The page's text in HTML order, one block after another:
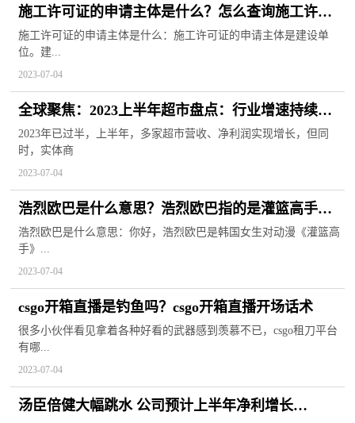
施工许可证的申请主体是什么？怎么查询施工许可
证？
施工许可证的申请主体是什么：施工许可证的申请主体是建设单
位。建...
2023-07-04
全球聚焦：2023上半年超市盘点：行业增速持续放
缓，多企业发力仓店合一
2023年已过半，上半年，多家超市营收、净利润实现增长，但同
时，实体商
2023-07-04
浩烈欧巴是什么意思？浩烈欧巴指的是灌篮高手里
的谁？
浩烈欧巴是什么意思：你好，浩烈欧巴是韩国女生对动漫《灌篮高
手》...
2023-07-04
csgo开箱直播是钓鱼吗？csgo开箱直播开场话术
很多小伙伴看见拿着各种好看的武器感到羡慕不已，csgo租刀平台
有哪...
2023-07-04
汤臣倍健大幅跳水 公司预计上半年净利增长